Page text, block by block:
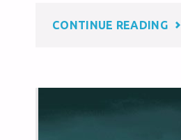
o o
CONTINUE READING"今